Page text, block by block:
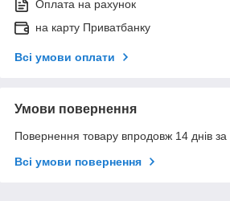
Оплата на рахунок
на карту Приватбанку
Всі умови оплати
Умови повернення
Повернення товару впродовж 14 днів за
Всі умови повернення